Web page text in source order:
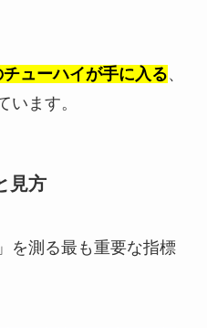
ューハイが手に入る、
います。
見方
を測る最も重要な指標